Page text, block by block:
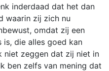
inderdaad dat het dan
waarin zij zich nu
omdat zij een
is, die alles goed kan
niet zeggen dat zij niet in
ben zelfs van mening dat